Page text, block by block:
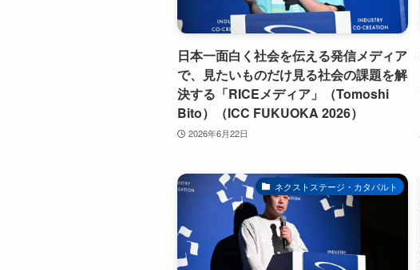
日本一面白く社会を伝える発信メディア
で、見たいものだけ見る社会の課題を解
決する「RICEメディア」（Tomoshi
Bito）（ICC FUKUOKA 2026）
2026年6月22日
ネクストステージ・カタパルト